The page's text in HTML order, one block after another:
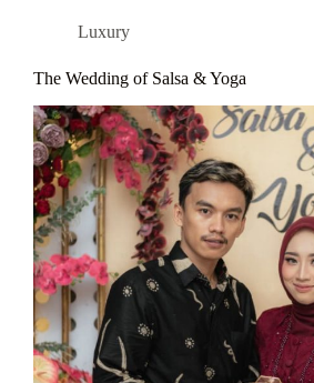
Luxury
The Wedding of Salsa & Yoga